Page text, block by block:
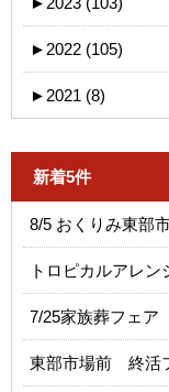
► 2022 (105)
► 2021 (8)
新着5件
8/5 おくりみ東部
トロピカルアレン
7/25家族葬フェ
東部市場前 終活